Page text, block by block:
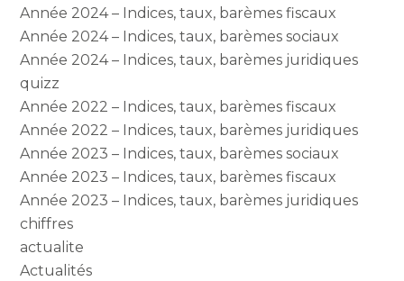
Année 2024 – Indices, taux, barèmes fiscaux
Année 2024 – Indices, taux, barèmes sociaux
Année 2024 – Indices, taux, barèmes juridiques
quizz
Année 2022 – Indices, taux, barèmes fiscaux
Année 2022 – Indices, taux, barèmes juridiques
Année 2023 – Indices, taux, barèmes sociaux
Année 2023 – Indices, taux, barèmes fiscaux
Année 2023 – Indices, taux, barèmes juridiques
chiffres
actualite
Actualités